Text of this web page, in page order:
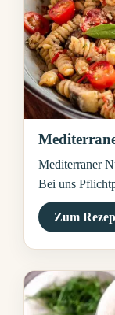
Mediterraner
Bei uns
Zum